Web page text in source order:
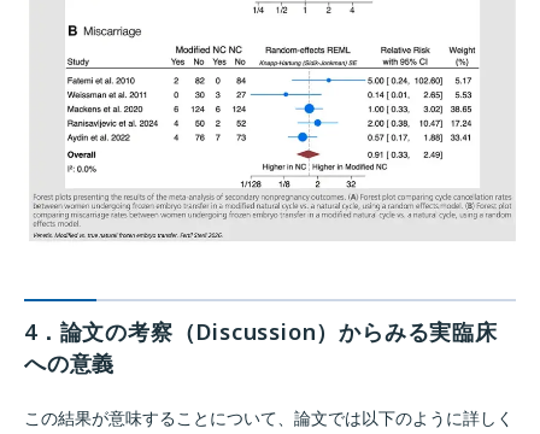
4．論文の考察（Discussion）からみる実臨床
への意義
この結果が意味することについて、論文では以下のように詳しく